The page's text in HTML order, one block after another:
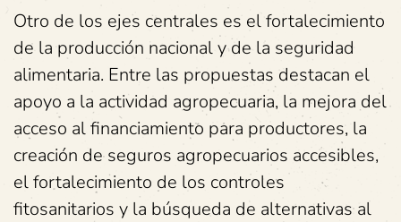
Otro de los ejes centrales es el fortalecimiento
de la producción nacional y de la seguridad
alimentaria. Entre las propuestas destacan el
apoyo a la actividad agropecuaria, la mejora del
acceso al financiamiento para productores, la
creación de seguros agropecuarios accesibles,
el fortalecimiento de los controles
fitosanitarios y la búsqueda de alternativas al